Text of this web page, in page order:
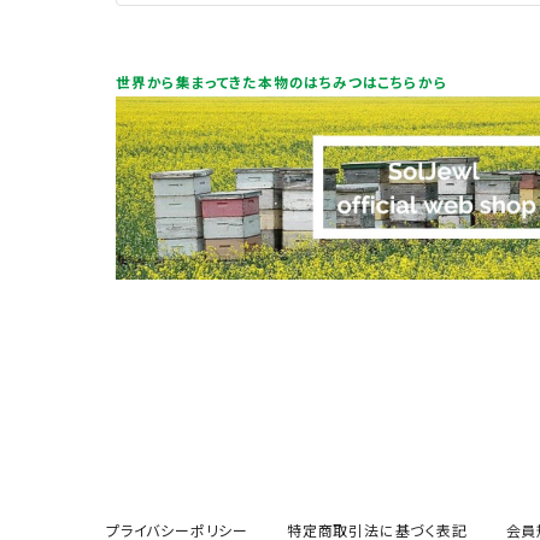
世界から集まってきた本物のはちみつはこちらから
プライバシーポリシー 特定商取引法に基づく表記 会